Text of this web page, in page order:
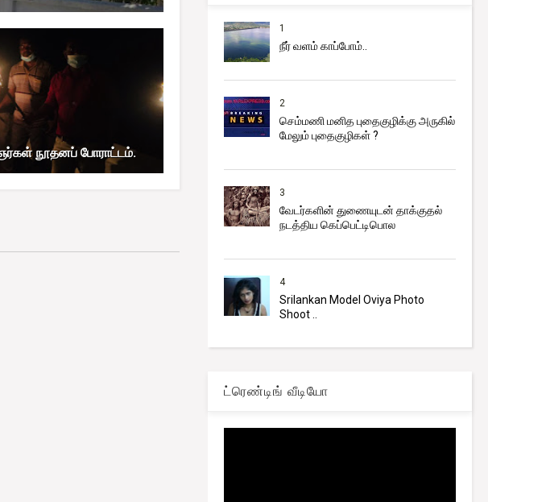
நூதனப் போராட்டம்.
1
நீர் வளம் காப்போம்..
2
செம்மணி மனித புதைகுழிக்கு அருகில்
மேலும் புதைகுழிகள் ?
3
வேடர்களின் துணையுடன் தாக்குதல்
நடத்திய கெப்பெட்டிபொல
4
Srilankan Model Oviya Photo
Shoot ..
ட்ரெண்டிங் வீடியோ